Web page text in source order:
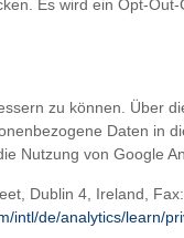
Es wird ein Opt-
zu können. Über
Daten in
Nutzung von Google
Dublin 4, Ireland,
intl/de/analytics/learn/